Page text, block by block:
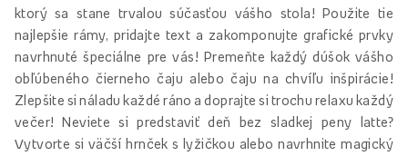
ktorý sa stane trvalou súčasťou vášho stola! Použite tie
najlepšie rámy, pridajte text a zakomponujte grafické prvky
navrhnuté špeciálne pre vás! Premeňte každý dúšok vášho
obľúbeného čierneho čaju alebo čaju na chvíľu inšpirácie!
Zlepšite si náladu každé ráno a doprajte si trochu relaxu každý
večer! Neviete si predstaviť deň bez sladkej peny latte?
Vytvorte si väčší hrnček s lyžičkou alebo navrhnite magický